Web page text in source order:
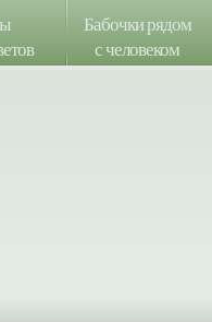
Бабочки рядом
с человеком